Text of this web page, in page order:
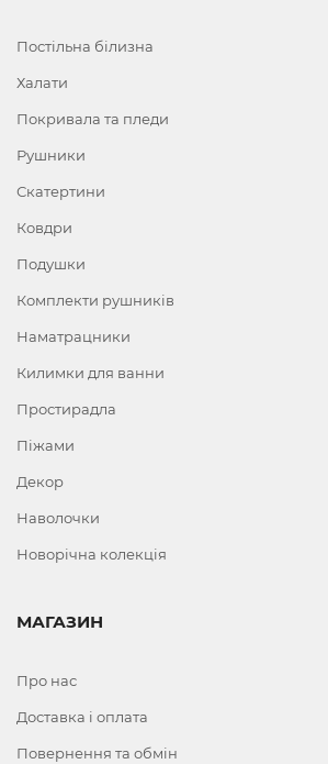
Постільна білизна
Халати
Покривала та пледи
Рушники
Скатертини
Ковдри
Подушки
Комплекти рушників
Наматрацники
Килимки для ванни
Простирадла
Піжами
Декор
Наволочки
Новорічна колекція
МАГАЗИН
Про нас
Доставка і оплата
Повернення та обмін